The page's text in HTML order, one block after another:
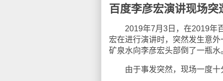
百度李彦宏演讲现场突
2019年7月3日，在2019年百
宏在进行演讲时，突然发生意
矿泉水向李彦宏头部倒了一瓶
由于事发突然，现场一度十